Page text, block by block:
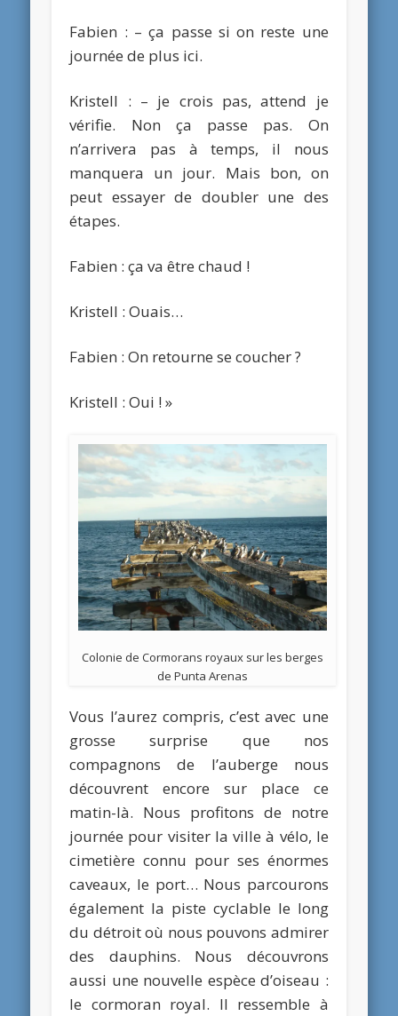
Fabien : – ça passe si on reste une
journée de plus ici.
Kristell : – je crois pas, attend je
vérifie. Non ça passe pas. On
n’arrivera pas à temps, il nous
manquera un jour. Mais bon, on
peut essayer de doubler une des
étapes.
Fabien : ça va être chaud !
Kristell : Ouais…
Fabien : On retourne se coucher ?
Kristell : Oui ! »
Colonie de Cormorans royaux sur les berges
de Punta Arenas
Vous l’aurez compris, c’est avec une
grosse surprise que nos
compagnons de l’auberge nous
découvrent encore sur place ce
matin-là. Nous profitons de notre
journée pour visiter la ville à vélo, le
cimetière connu pour ses énormes
caveaux, le port… Nous parcourons
également la piste cyclable le long
du détroit où nous pouvons admirer
des dauphins. Nous découvrons
aussi une nouvelle espèce d’oiseau :
le cormoran royal. Il ressemble à